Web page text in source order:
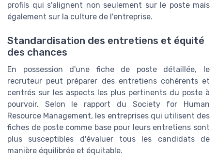
profils qui s'alignent non seulement sur le poste mais
également sur la culture de l'entreprise.
Standardisation des entretiens et équité
des chances
En possession d'une fiche de poste détaillée, le
recruteur peut préparer des entretiens cohérents et
centrés sur les aspects les plus pertinents du poste à
pourvoir. Selon le rapport du Society for Human
Resource Management, les entreprises qui utilisent des
fiches de poste comme base pour leurs entretiens sont
plus susceptibles d'évaluer tous les candidats de
manière équilibrée et équitable.